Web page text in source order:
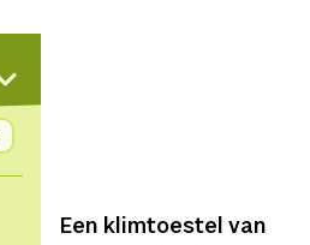
Een klimtoestel van